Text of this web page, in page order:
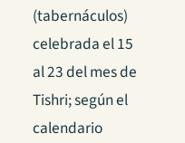
(tabernáculos)
celebrada el 15
al 23 del mes de
Tishri; según el
calendario